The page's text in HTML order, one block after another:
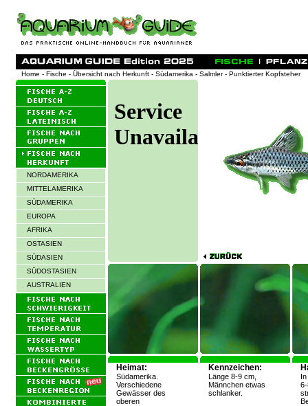
Home - Fische - Übersicht nach Herkunft- Südamerika - Salmler- Punktierter Kopfsteher
NORDAMERIKA
MITTELAMERIKA
SÜDAMERIKA
EUROPA
AFRIKA
OSTASIEN
SÜDASIEN
SÜDOSTASIEN
AUSTRALIEN
Heimat:
Südamerika.
Verschiedene
Gewässer des
oberen
Kennzeichen:
Länge 8-9 cm,
Männchen etwas
schlanker.